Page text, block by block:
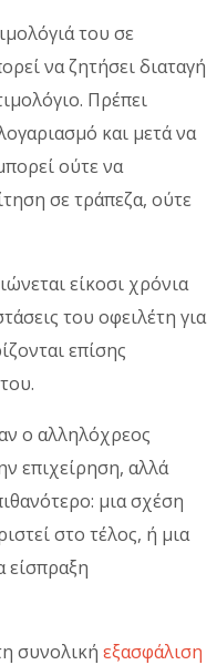
του σε
να ζητήσει διαταγή
Πρέπει
και μετά να
ούτε να
σε τράπεζα, ούτε
είκοσι χρόνια
του οφειλέτη για
επίσης
ο αλληλόχρεος
επιχείρηση, αλλά
μια σχέση
στο τέλος, ή μια
είσπραξη
συνολική εξασφάλιση